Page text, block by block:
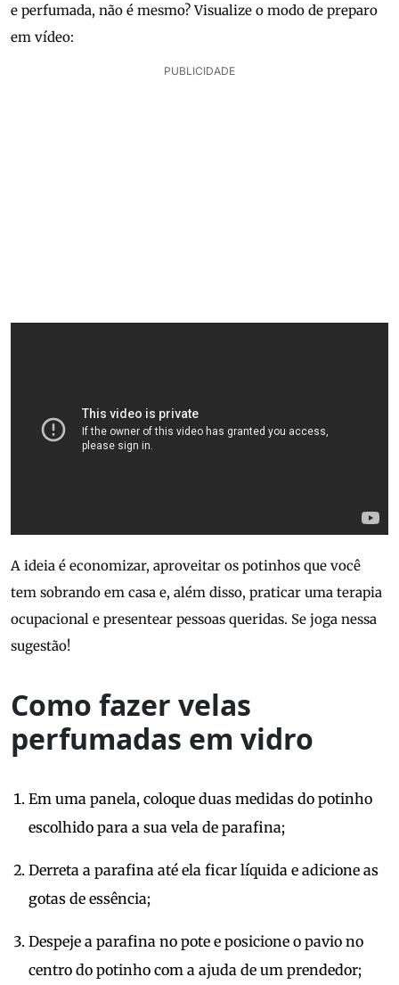
e perfumada, não é mesmo? Visualize o modo de preparo
em vídeo:
PUBLICIDADE
A ideia é economizar, aproveitar os potinhos que você
tem sobrando em casa e, além disso, praticar uma terapia
ocupacional e presentear pessoas queridas. Se joga nessa
sugestão!
Como fazer velas
perfumadas em vidro
Em uma panela, coloque duas medidas do potinho
escolhido para a sua vela de parafina;
Derreta a parafina até ela ficar líquida e adicione as
gotas de essência;
Despeje a parafina no pote e posicione o pavio no
centro do potinho com a ajuda de um prendedor;